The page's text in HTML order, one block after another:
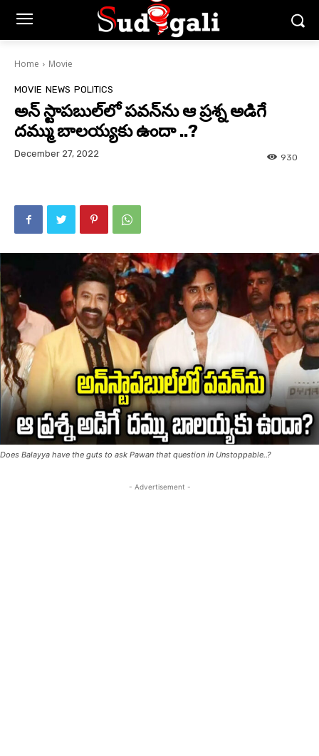
Home Movie
MOVIE NEWS POLITICS
అన్ స్టాపబుల్‌లో పవన్‌ను ఆ ప్రశ్న అడిగే
దమ్ము బాలయ్యకు ఉందా ..?
December 27, 2022 930
Does Balayya have the guts to ask Pawan that question in Unstoppable..?
- Advertisement -